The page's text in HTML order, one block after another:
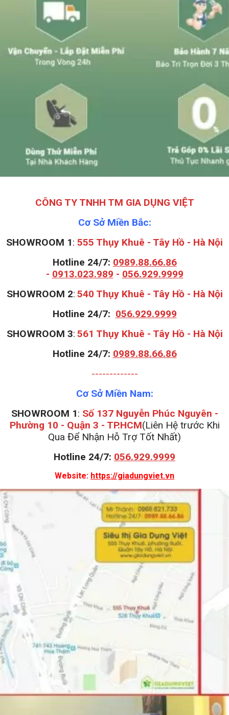
CÔNG TY TNHH TM GIA DỤNG VIỆT
Cơ Sở Miền Bắc:
SHOWROOM 1: 555 Thụy Khuê - Tây Hồ - Hà Nội
Hotline 24/7: 0989.88.66.86
- 0913.023.989 - 056.929.9999
SHOWROOM 2: 540 Thụy Khuê - Tây Hồ - Hà Nội
Hotline 24/7: 056.929.9999
SHOWROOM 3: 561 Thụy Khuê - Tây Hồ - Hà Nội
Hotline 24/7: 0989.88.66.86
-------------
Cơ Sở Miền Nam:
SHOWROOM 1: Số 137 Nguyễn Phúc Nguyên -
Phường 10 - Quận 3 - TP.HCM(Liên Hệ trước Khi
Qua Để Nhận Hỗ Trợ Tốt Nhất)
Hotline 24/7: 056.929.9999
Website: https://giadungviet.vn